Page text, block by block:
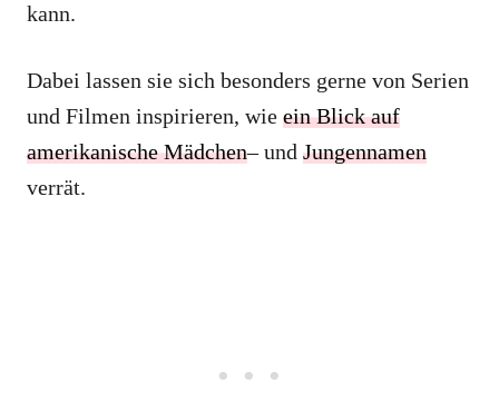
kann.
Dabei lassen sie sich besonders gerne von Serien
und Filmen inspirieren, wie ein Blick auf
amerikanische Mädchen– und Jungennamen
verrät.